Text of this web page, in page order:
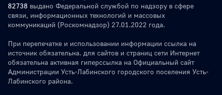
82738 выдано Федеральной службой по надзору в сфере
связи, информационных технологий и массовых
коммуникаций (Роскомнадзор) 27.01.2022 года.
При перепечатке и использовании информации ссылка на
источник обязательна. для сайтов и страниц сети Интернет
обязательна активная гиперссылка на Официальный сайт
Администрации Усть-Лабинского городского поселения Усть-
Лабинского района.